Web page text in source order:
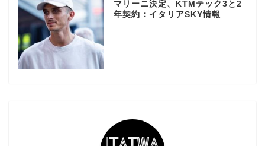
マリーニ決定、KTMテック3と2
年契約：イタリアSKY情報